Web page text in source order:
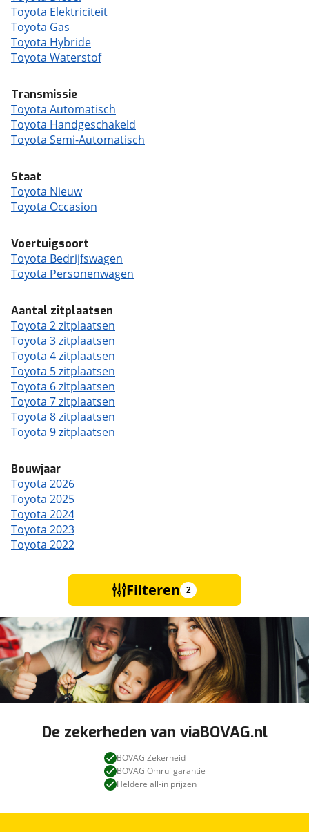
Toyota Elektriciteit
Toyota Gas
Toyota Hybride
Toyota Waterstof
Transmissie
Toyota Automatisch
Toyota Handgeschakeld
Toyota Semi-Automatisch
Staat
Toyota Nieuw
Toyota Occasion
Voertuigsoort
Toyota Bedrijfswagen
Toyota Personenwagen
Aantal zitplaatsen
Toyota 2 zitplaatsen
Toyota 3 zitplaatsen
Toyota 4 zitplaatsen
Toyota 5 zitplaatsen
Toyota 6 zitplaatsen
Toyota 7 zitplaatsen
Toyota 8 zitplaatsen
Toyota 9 zitplaatsen
Bouwjaar
Toyota 2026
Toyota 2025
Toyota 2024
Toyota 2023
Toyota 2022
Filteren 2
De zekerheden van viaBOVAG.nl
BOVAG Zekerheid
BOVAG Omruilgarantie
Heldere all-in prijzen